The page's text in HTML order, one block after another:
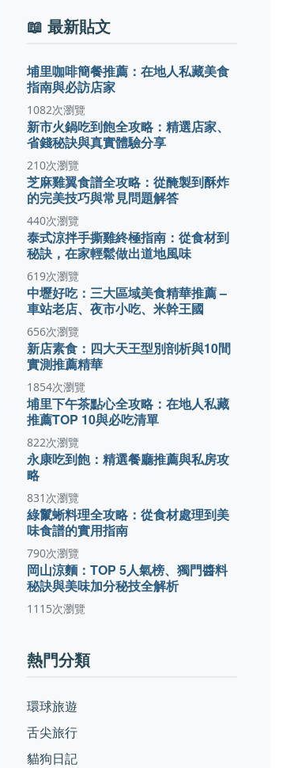
📖 最新貼文
埔里咖啡簡餐推薦：在地人私藏美食
指南與必訪店家
1082次瀏覽
新市火鍋吃到飽全攻略：精選店家、
省錢秘訣與真實體驗分享
210次瀏覽
芝麻雞翼食譜全攻略：從醃製到酥炸
的完美技巧與常見問題解答
440次瀏覽
泰式涼拌手撕雞終極指南：從食材到
秘訣，在家輕鬆做出道地風味
619次瀏覽
中壢好吃：三大區域美食精華推薦 –
車站老店、夜市小吃、米幹王國
656次瀏覽
新店素食：四大天王型別剖析與10間
實測推薦精華
1854次瀏覽
埔里下午茶點心全攻略：在地人私藏
推薦TOP 10與必吃清單
822次瀏覽
永康吃到飽：精選餐廳推薦與私房攻
略
831次瀏覽
綠鬣蜥料理全攻略：從食材處理到美
味食譜的實用指南
790次瀏覽
岡山涼麵：TOP 5人氣榜、獨門醬料
秘訣與美味加分秘技全解析
1115次瀏覽
熱門分類
環球旅遊
舌尖旅行
貓狗日記